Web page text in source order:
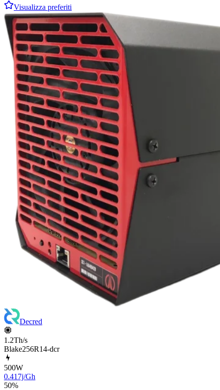
Visualizza preferiti
Decred
1.2Th/s
Blake256R14-dcr
500W
0.417j/Gh
50%